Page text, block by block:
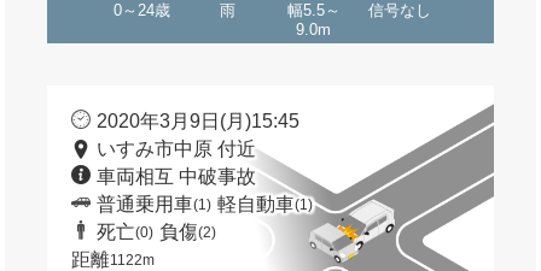
0～24歳 雨
幅5.5～
9.0m
信号なし
2020年3月9日(月)15:45
いすみ市中原 付近
車両相互 中破事故
普通乗用車(1) 軽自動車(1)
死亡(0) 負傷(2)
距離1122m